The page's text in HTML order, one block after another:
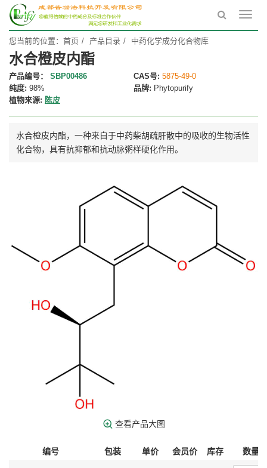
您当前的位置： 首页 产品目录 中药化学成分化合物库
水合橙皮内酯
产品编号： SBP00486 CAS号: 5875-49-0
纯度: 98% 品牌: Phytopurify
植物来源: 陈皮
水合橙皮内酯，一种来自于中药柴胡疏肝散中的吸收的生物活性
化合物，具有抗抑郁和抗动脉粥样硬化作用。
查看产品大图
编号 包装 单价 会员价 库存 数量